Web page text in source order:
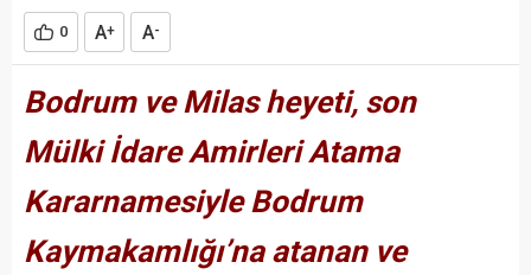
0 A+ A-
Bodrum ve Milas heyeti, son
Mülki İdare Amirleri Atama
Kararnamesiyle Bodrum
Kaymakamlığı’na atanan ve